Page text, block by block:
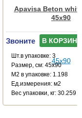
Apavisa Beton
45x90
Звоните В КОРЗИНУ
Шт.в упаковке: 3
Размер, см: 45x90
М2 в упаковке: 1.198
Ед.измерения: м2
Веc упаковки, кг: 30.259